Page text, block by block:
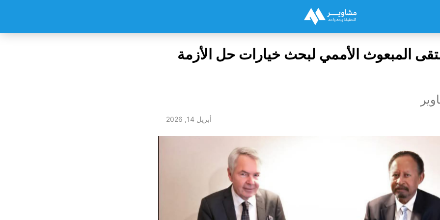
المبعوث الأممي لبحث خيارات حل الأزمة
أبريل 14, 2026